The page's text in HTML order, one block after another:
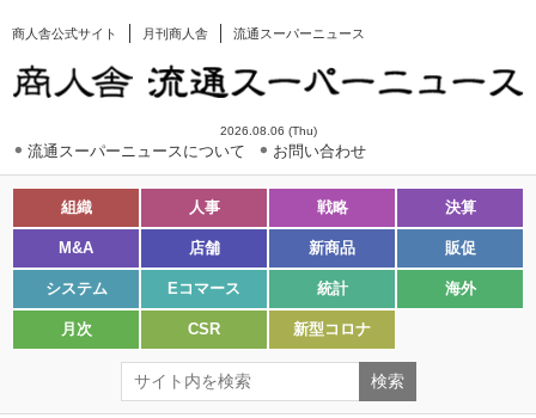
商人舎公式サイト 月刊商人舎 流通スーパーニュース
2026.08.06 (Thu)
流通スーパーニュースについて お問い合わせ
組織 人事 戦略 決算
M&A 店舗 新商品 販促
システム Eコマース 統計 海外
月次 CSR 新型コロナ